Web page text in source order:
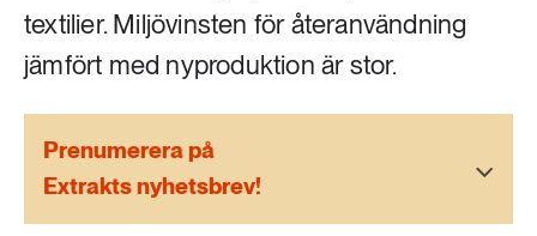
Skog
Social hållbarhet
189 ARTIKLAR
textilier. Miljövinsten för återanvändning
jämfört med nyproduktion är stor.
Prenumerera på
Extrakts nyhetsbrev!